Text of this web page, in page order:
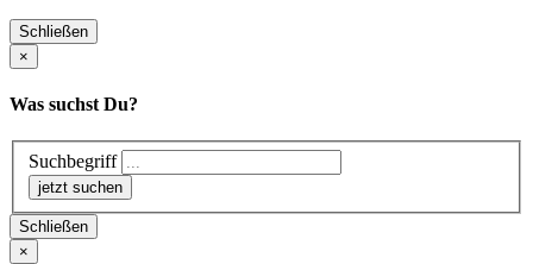
Schließen
×
Was suchst Du?
Suchbegriff
Schließen
×